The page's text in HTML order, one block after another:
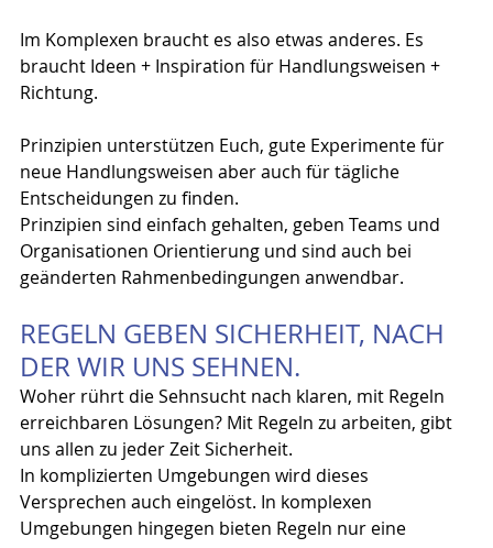
Im Komplexen braucht es also etwas anderes. Es
braucht Ideen + Inspiration für Handlungsweisen +
Richtung.
Prinzipien unterstützen Euch, gute Experimente für
neue Handlungsweisen aber auch für tägliche
Entscheidungen zu finden.
Prinzipien sind einfach gehalten, geben Teams und
Organisationen Orientierung und sind auch bei
geänderten Rahmenbedingungen anwendbar.
REGELN GEBEN SICHERHEIT, NACH
DER WIR UNS SEHNEN.
Woher rührt die Sehnsucht nach klaren, mit Regeln
erreichbaren Lösungen? Mit Regeln zu arbeiten, gibt
uns allen zu jeder Zeit Sicherheit.
In komplizierten Umgebungen wird dieses
Versprechen auch eingelöst. In komplexen
Umgebungen hingegen bieten Regeln nur eine